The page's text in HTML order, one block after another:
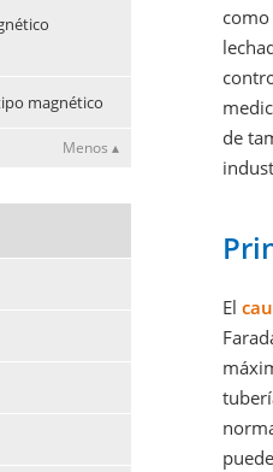
magnético
Menos ▴
de
El